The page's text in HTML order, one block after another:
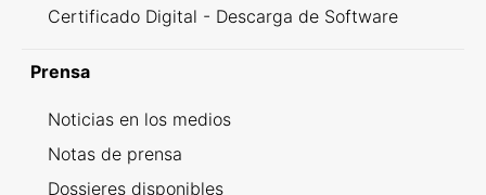
Certificado Digital - Descarga de Software
Prensa
Noticias en los medios
Notas de prensa
Dossieres disponibles